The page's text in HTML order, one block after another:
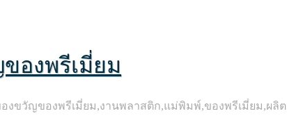
องพรีเมี่ยม
ขวัญของพรีเมี่ยม,งานพลาสติก,แม่พิมพ์,ของพรีเมี่ยม,ผลิต